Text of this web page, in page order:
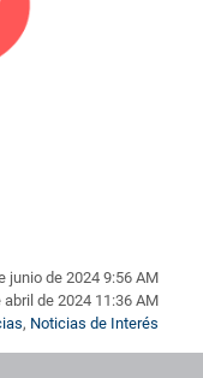
junio de 2024 9:56 AM
de 2024 11:36 AM
, Noticias de Interés